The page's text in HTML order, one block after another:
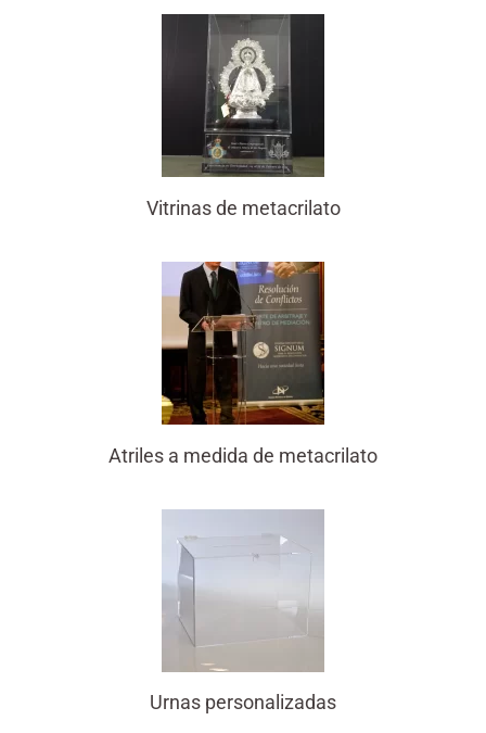
Vitrinas de metacrilato
Atriles a medida de metacrilato
Urnas personalizadas